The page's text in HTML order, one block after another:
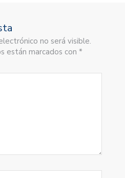
no será visible.
están marcados con *